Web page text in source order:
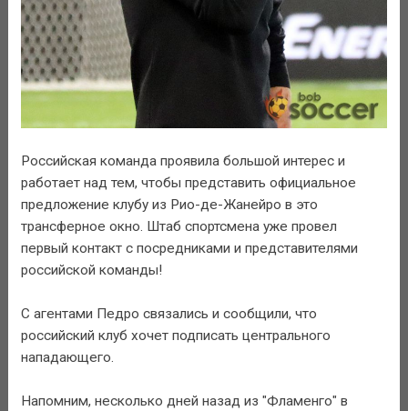
Российская команда проявила большой интерес и
работает над тем, чтобы представить официальное
предложение клубу из Рио-де-Жанейро в это
трансферное окно. Штаб спортсмена уже провел
первый контакт с посредниками и представителями
российской команды!
С агентами Педро связались и сообщили, что
российский клуб хочет подписать центрального
нападающего.
Напомним, несколько дней назад из "Фламенго" в